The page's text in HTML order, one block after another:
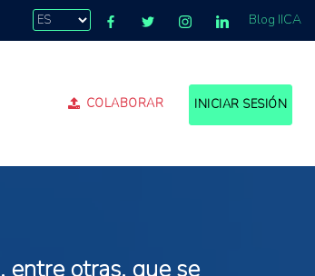
Blog IICA
COLABORAR INICIAR SESIÓN
otras, que se